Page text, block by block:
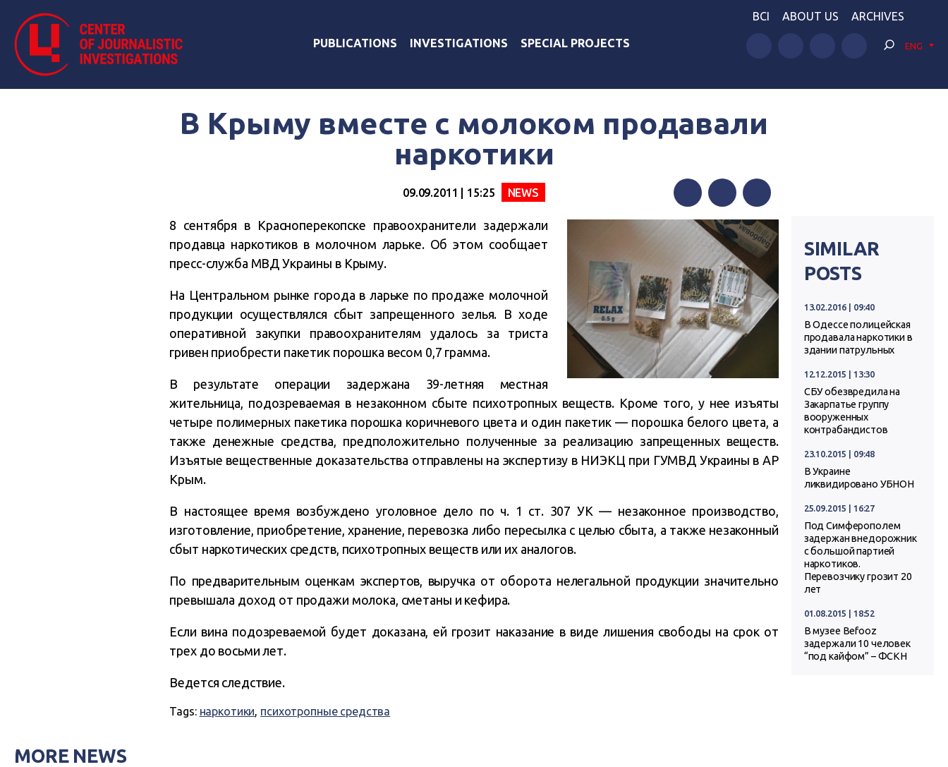
PUBLICATIONS INVESTIGATIONS SPECIAL PROJECTS
BCI ABOUT US ARCHIVES
ENG
В Крыму вместе с молоком продавали
наркотики
09.09.2011 | 15:25 NEWS
FacebookTwitterTelegram
8 сентября в Красноперекопске правоохранители задержали
продавца наркотиков в молочном ларьке. Об этом сообщает
пресс-служба МВД Украины в Крыму.
На Центральном рынке города в ларьке по продаже молочной
продукции осуществлялся сбыт запрещенного зелья. В ходе
оперативной закупки правоохранителям удалось за триста
гривен приобрести пакетик порошка весом 0,7 грамма.
В результате операции задержана 39-летняя местная
жительница, подозреваемая в незаконном сбыте психотропных веществ. Кроме того, у нее изъяты
четыре полимерных пакетика порошка коричневого цвета и один пакетик — порошка белого цвета, а
также денежные средства, предположительно полученные за реализацию запрещенных веществ.
Изъятые вещественные доказательства отправлены на экспертизу в НИЭКЦ при ГУМВД Украины в АР
Крым.
В настоящее время возбуждено уголовное дело по ч. 1 ст. 307 УК — незаконное производство,
изготовление, приобретение, хранение, перевозка либо пересылка с целью сбыта, а также незаконный
сбыт наркотических средств, психотропных веществ или их аналогов.
По предварительным оценкам экспертов, выручка от оборота нелегальной продукции значительно
превышала доход от продажи молока, сметаны и кефира.
Если вина подозреваемой будет доказана, ей грозит наказание в виде лишения свободы на срок от
трех до восьми лет.
Ведется следствие.
Tags: наркотики, психотропные средства
SIMILAR
POSTS
13.02.2016 | 09:40
В Одессе полицейская
продавала наркотики в
здании патрульных
12.12.2015 | 13:30
СБУ обезвредила на
Закарпатье группу
вооруженных
контрабандистов
23.10.2015 | 09:48
В Украине
ликвидировано УБНОН
25.09.2015 | 16:27
Под Симферополем
задержан внедорожник
с большой партией
наркотиков.
Перевозчику грозит 20
лет
01.08.2015 | 18:52
В музее Befooz
задержали 10 человек
“под кайфом” – ФСКН
MORE NEWS